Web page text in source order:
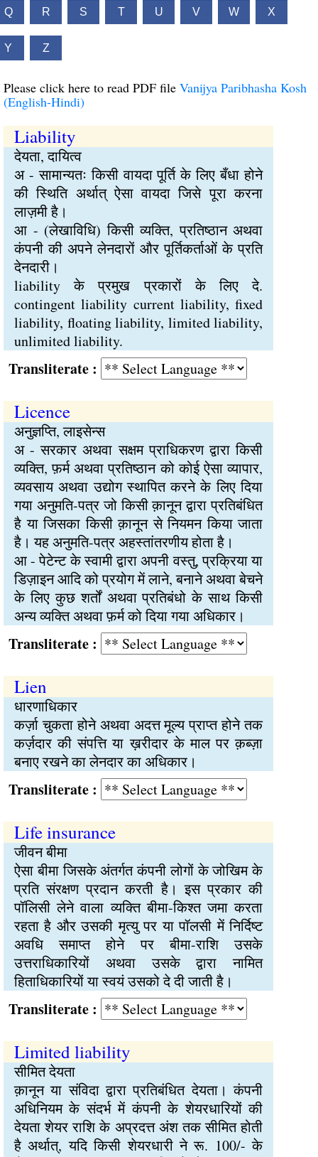
Q R S T U V W X
Y Z
Please click here to read PDF file Vanijya Paribhasha Kosh
(English-Hindi)
Liability
देयता, दायित्व
अ - सामान्यतः किसी वायदा पूर्ति के लिए बँधा होने
की स्थिति अर्थात् ऐसा वायदा जिसे पूरा करना
लाज़मी है।
आ - (लेखाविधि) किसी व्यक्ति, प्रतिष्ठान अथवा
कंपनी की अपने लेनदारों और पूर्तिकर्ताओं के प्रति
देनदारी।
liability के प्रमुख प्रकारों के लिए दे.
contingent liability current liability, fixed
liability, floating liability, limited liability,
unlimited liability.
:
Licence
अनुज्ञप्ति, लाइसेन्स
अ - सरकार अथवा सक्षम प्राधिकरण द्वारा किसी
व्यक्ति, फ़र्म अथवा प्रतिष्ठान को कोई ऐसा व्यापार,
व्यवसाय अथवा उद्योग स्थापित करने के लिए दिया
गया अनुमति-पत्र जो किसी क़ानून द्वारा प्रतिबंधित
है या जिसका किसी क़ानून से नियमन किया जाता
है। यह अनुमति-पत्र अहस्तांतरणीय होता है।
आ - पेटेन्ट के स्वामी द्वारा अपनी वस्तु, प्रक्रिया या
डिज़ाइन आदि को प्रयोग में लाने, बनाने अथवा बेचने
के लिए कुछ शर्तों अथवा प्रतिबंधो के साथ किसी
अन्य व्यक्ति अथवा फ़र्म को दिया गया अधिकार।
:
Lien
धारणाधिकार
कर्ज़ा चुकता होने अथवा अदत्त मूल्य प्राप्त होने तक
कर्ज़दार की संपत्ति या ख़रीदार के माल पर क़ब्ज़ा
बनाए रखने का लेनदार का अधिकार।
:
Life insurance
जीवन बीमा
ऐसा बीमा जिसके अंतर्गत कंपनी लोगों के जोखिम के
प्रति संरक्षण प्रदान करती है। इस प्रकार की
पॉलिसी लेने वाला व्यक्ति बीमा-किश्त जमा करता
रहता है और उसकी मृत्यु पर या पॉलसी में निर्दिष्ट
अवधि समाप्त होने पर बीमा-राशि उसके
उत्तराधिकारियों अथवा उसके द्वारा नामित
हिताधिकारियों या स्वयं उसको दे दी जाती है।
:
Limited liability
सीमित देयता
क़ानून या संविदा द्वारा प्रतिबंधित देयता। कंपनी
अधिनियम के संदर्भ में कंपनी के शेयरधारियों की
देयता शेयर राशि के अप्रदत्त अंश तक सीमित होती
है अर्थात्, यदि किसी शेयरधारी ने रू. 100/- के